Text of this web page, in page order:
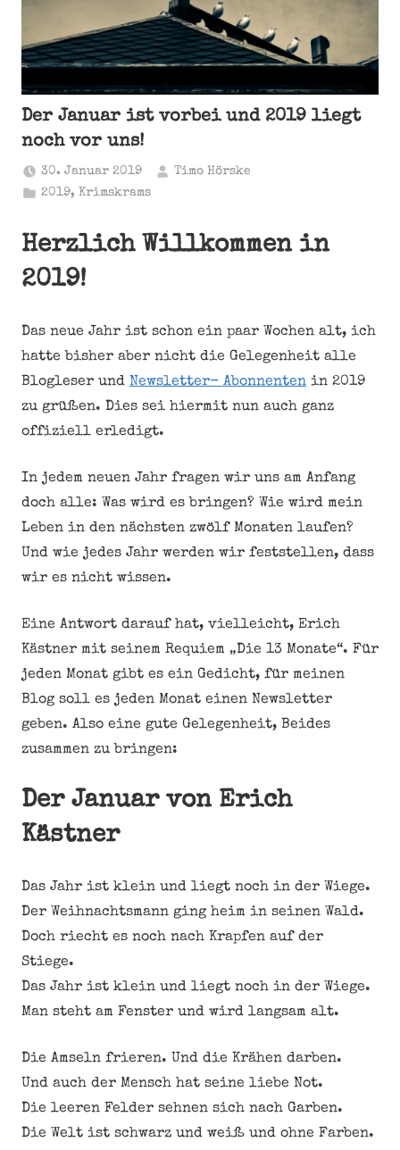
Der Januar ist vorbei und 2019 liegt
noch vor uns!
30. Januar 2019
Timo Hörske
2019, Krimskrams
Herzlich Willkommen in
2019!
Das neue Jahr ist schon ein paar Wochen alt, ich
hatte bisher aber nicht die Gelegenheit alle
Blogleser und Newsletter- Abonnenten in 2019
zu grüßen. Dies sei hiermit nun auch ganz
offiziell erledigt.
In jedem neuen Jahr fragen wir uns am Anfang
doch alle: Was wird es bringen? Wie wird mein
Leben in den nächsten zwölf Monaten laufen?
Und wie jedes Jahr werden wir feststellen, dass
wir es nicht wissen.
Eine Antwort darauf hat, vielleicht, Erich
Kästner mit seinem Requiem „Die 13 Monate“. Für
jeden Monat gibt es ein Gedicht, für meinen
Blog soll es jeden Monat einen Newsletter
geben. Also eine gute Gelegenheit, Beides
zusammen zu bringen:
Der Januar von Erich
Kästner
Das Jahr ist klein und liegt noch in der Wiege.
Der Weihnachtsmann ging heim in seinen Wald.
Doch riecht es noch nach Krapfen auf der
Stiege.
Das Jahr ist klein und liegt noch in der Wiege.
Man steht am Fenster und wird langsam alt.
Die Amseln frieren. Und die Krähen darben.
Und auch der Mensch hat seine liebe Not.
Die leeren Felder sehnen sich nach Garben.
Die Welt ist schwarz und weiß und ohne Farben.